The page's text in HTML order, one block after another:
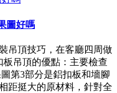
圖好嗎
吊頂技巧，在客廳四周做
吊頂的優點：主要檢查
第3部分是鋁扣板和墻腳
距挺大的原材料，針對全